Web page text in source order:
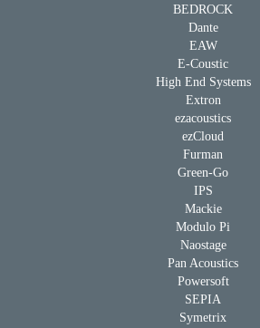
BEDROCK
Dante
EAW
E-Coustic
High End Systems
Extron
ezacoustics
ezCloud
Furman
Green-Go
IPS
Mackie
Modulo Pi
Naostage
Pan Acoustics
Powersoft
SEPIA
Symetrix